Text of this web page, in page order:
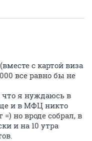
с картой виза
все равно бы не
что я нуждаюсь в
и в МФЦ никто
но вроде собрал, в
и на 10 утра